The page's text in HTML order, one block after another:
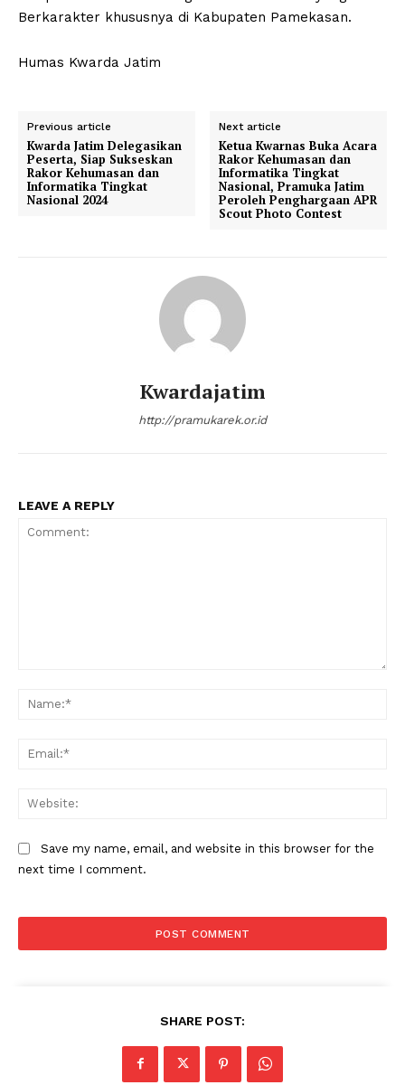
Berkarakter khususnya di Kabupaten Pamekasan.
Humas Kwarda Jatim
Previous article
Kwarda Jatim Delegasikan
Peserta, Siap Sukseskan
Rakor Kehumasan dan
Informatika Tingkat
Nasional 2024
Next article
Ketua Kwarnas Buka Acara
Rakor Kehumasan dan
Informatika Tingkat
Nasional, Pramuka Jatim
Peroleh Penghargaan APR
Scout Photo Contest
Kwardajatim
http://pramukarek.or.id
LEAVE A REPLY
Save my name, email, and website in this browser for the
next time I comment.
SHARE POST: